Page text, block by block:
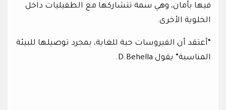
فيها بأمان، وهي سمة تتشاركها مع الطفيليات داخل
الخلوية الأخرى.
“أعتقد أن الفيروسات حية للغاية، بمجرد توصيلها للبيئة
المناسبة” يقول D.Behella.